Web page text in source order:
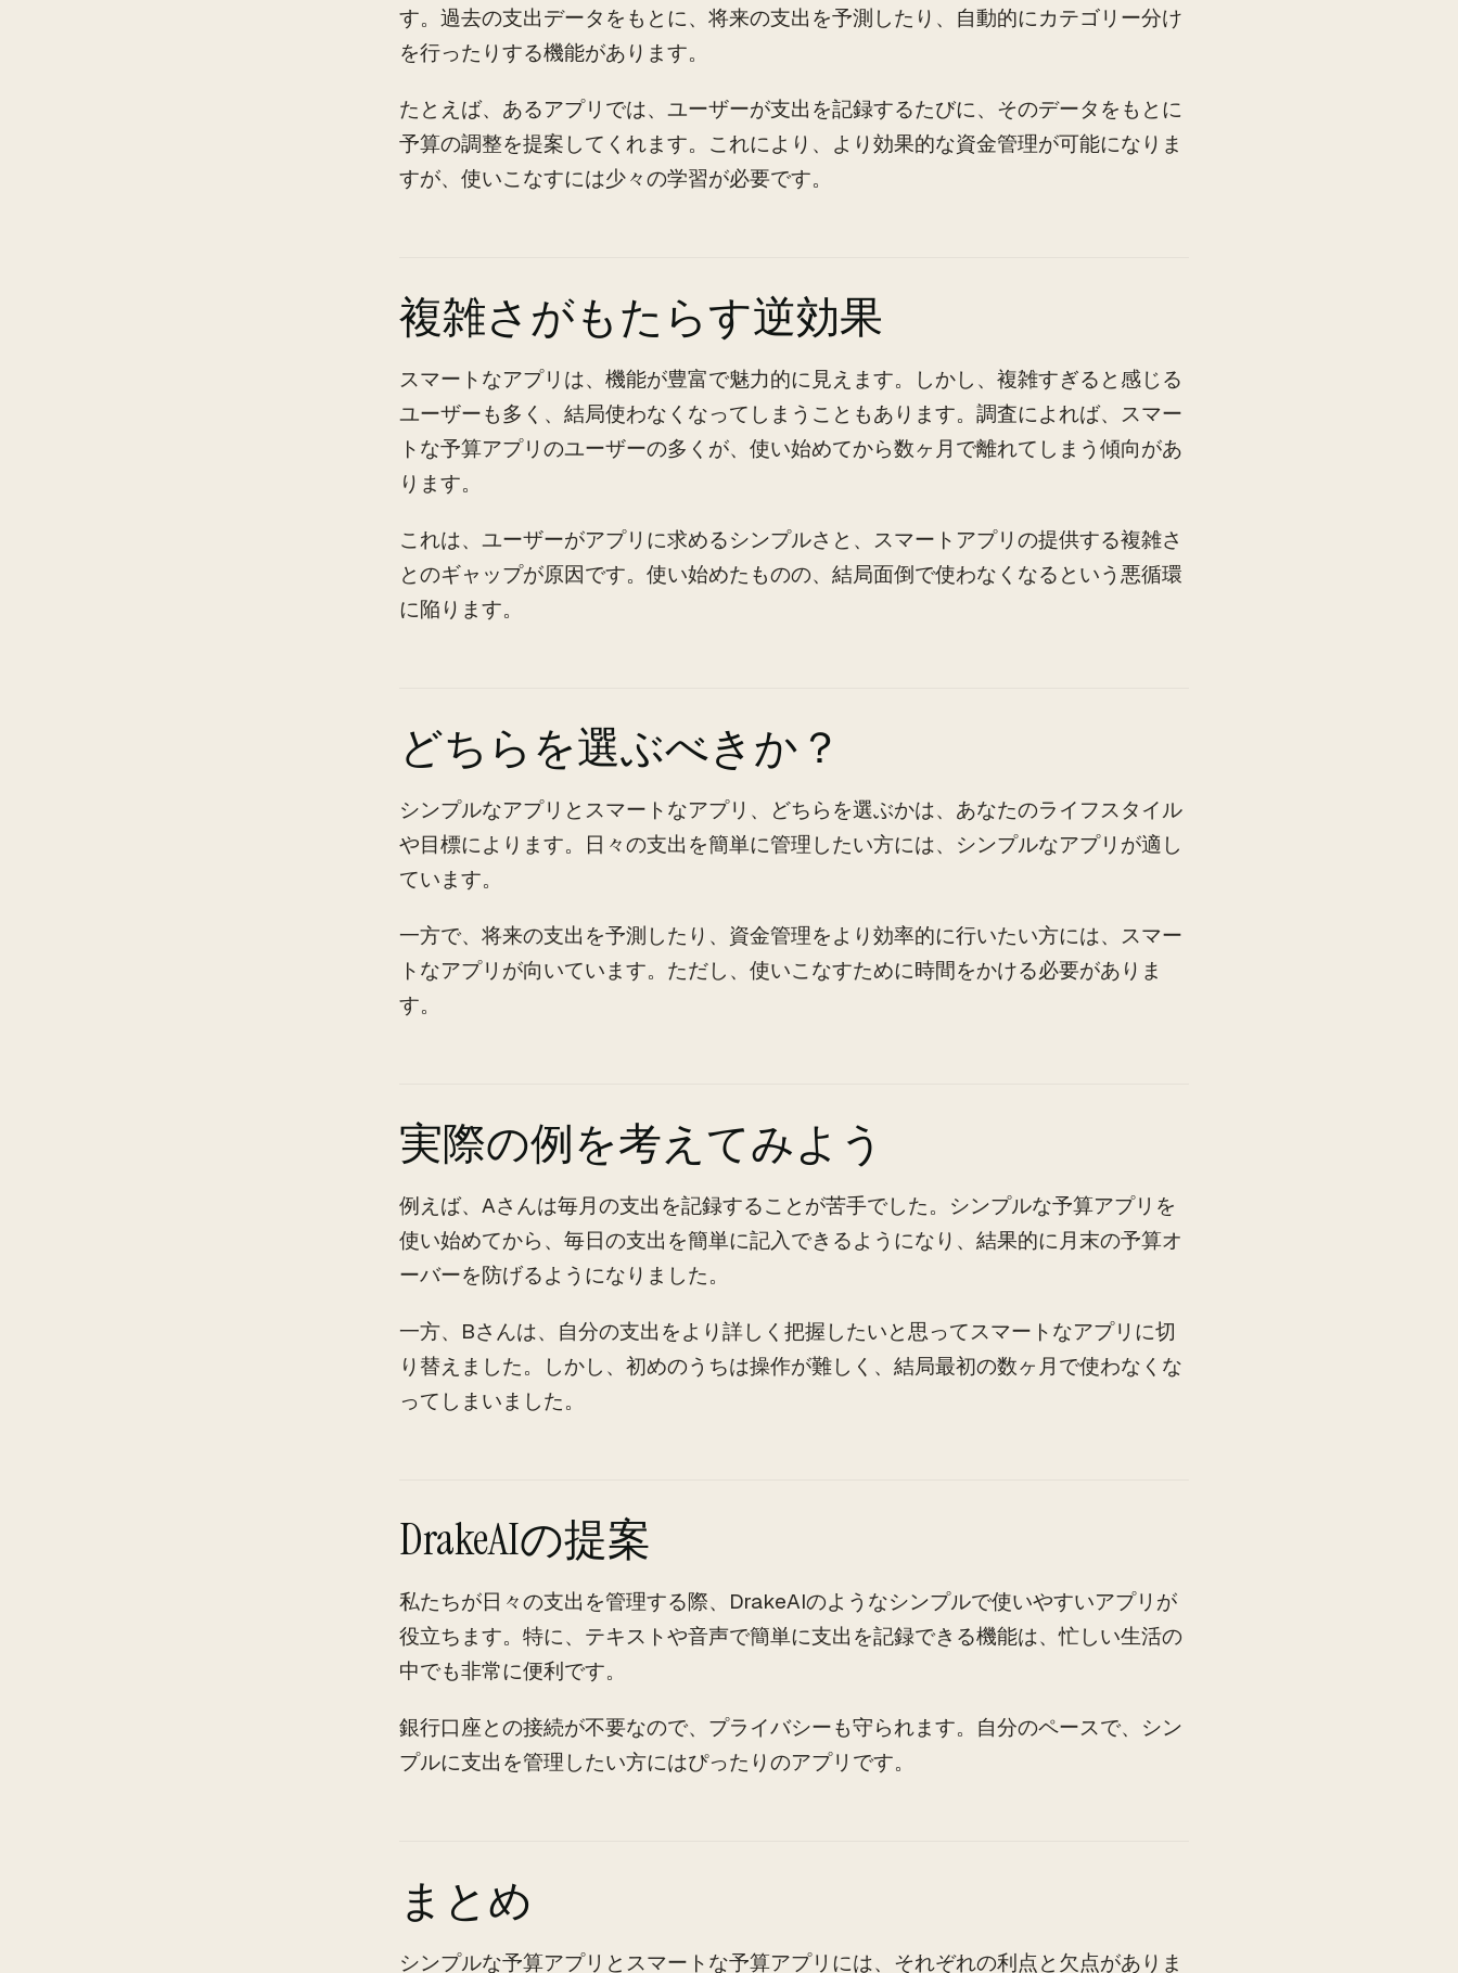
す。過去の支出データをもとに、将来の支出を予測したり、自動的にカテゴリー分け
を行ったりする機能があります。
たとえば、あるアプリでは、ユーザーが支出を記録するたびに、そのデータをもとに
予算の調整を提案してくれます。これにより、より効果的な資金管理が可能になりま
すが、使いこなすには少々の学習が必要です。
複雑さがもたらす逆効果
スマートなアプリは、機能が豊富で魅力的に見えます。しかし、複雑すぎると感じる
ユーザーも多く、結局使わなくなってしまうこともあります。調査によれば、スマー
トな予算アプリのユーザーの多くが、使い始めてから数ヶ月で離れてしまう傾向があ
ります。
これは、ユーザーがアプリに求めるシンプルさと、スマートアプリの提供する複雑さ
とのギャップが原因です。使い始めたものの、結局面倒で使わなくなるという悪循環
に陥ります。
どちらを選ぶべきか？
シンプルなアプリとスマートなアプリ、どちらを選ぶかは、あなたのライフスタイル
や目標によります。日々の支出を簡単に管理したい方には、シンプルなアプリが適し
ています。
一方で、将来の支出を予測したり、資金管理をより効率的に行いたい方には、スマー
トなアプリが向いています。ただし、使いこなすために時間をかける必要がありま
す。
実際の例を考えてみよう
例えば、Aさんは毎月の支出を記録することが苦手でした。シンプルな予算アプリを
使い始めてから、毎日の支出を簡単に記入できるようになり、結果的に月末の予算オ
ーバーを防げるようになりました。
一方、Bさんは、自分の支出をより詳しく把握したいと思ってスマートなアプリに切
り替えました。しかし、初めのうちは操作が難しく、結局最初の数ヶ月で使わなくな
ってしまいました。
DrakeAIの提案
私たちが日々の支出を管理する際、DrakeAIのようなシンプルで使いやすいアプリが
役立ちます。特に、テキストや音声で簡単に支出を記録できる機能は、忙しい生活の
中でも非常に便利です。
銀行口座との接続が不要なので、プライバシーも守られます。自分のペースで、シン
プルに支出を管理したい方にはぴったりのアプリです。
まとめ
シンプルな予算アプリとスマートな予算アプリには、それぞれの利点と欠点がありま